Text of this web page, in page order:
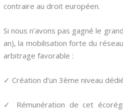
contraire au droit européen.
Si nous n’avons pas gagné le
an), la mobilisation forte du
arbitrage favorable :
✓ Création d’un 3ème niveau
✓ Rémunération de cet